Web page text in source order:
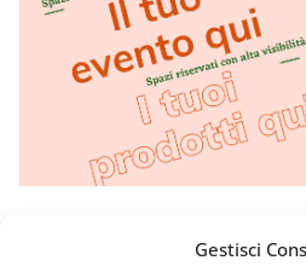
Gestisci